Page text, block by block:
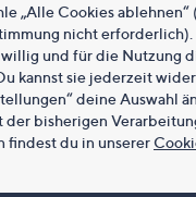
„Alle Cookies
nicht
und für die Nutzung
kannst sie jederzeit
deine Auswahl
bisherigen
findest du in unserer